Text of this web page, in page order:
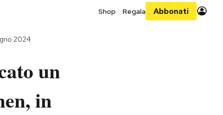
Shop Regala Abbonati
2024
un
in